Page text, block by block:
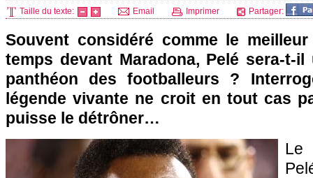
Taille du texte: Email Imprimer Partager:
Souvent considéré comme le
temps devant Maradona, Pelé sera-t-
panthéon des footballeurs ?
légende vivante ne croit en tout cas
puisse le détrôner…
Le